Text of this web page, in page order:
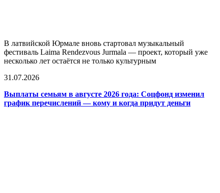
В латвийской Юрмале вновь стартовал музыкальный
фестиваль Laima Rendezvous Jurmala — проект, который уже
несколько лет остаётся не только культурным
31.07.2026
Выплаты семьям в августе 2026 года: Соцфонд изменил
график перечислений — кому и когда придут деньги